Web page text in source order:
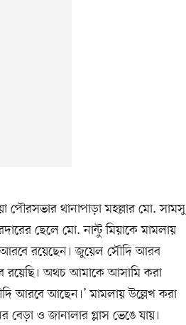
পৌরসভার থানাপাড়া মহল্লার মো. সামসু
ছেলে মো. নান্টু মিয়াকে মামলায়
রয়েছেন। জুয়েল সৌদি আরব
অথচ আমাকে আসামি করা
আরবে আছেন।’ মামলায় উল্লেখ করা
ও জানালার গ্লাস ভেঙে যায়।